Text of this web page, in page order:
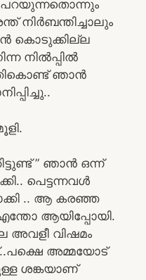
നിർബന്തിച്ചാലും
കൊടുക്കില്ല
നിൽപ്പിൽ
ഞാൻ
” ഞാൻ ഒന്ന്
പെട്ടന്നവൾ
.. ആ കരഞ്ഞ
ആയിപ്പോയി.
അവളീ വിഷമം
അമ്മയോട്
ശങ്കയാണ്